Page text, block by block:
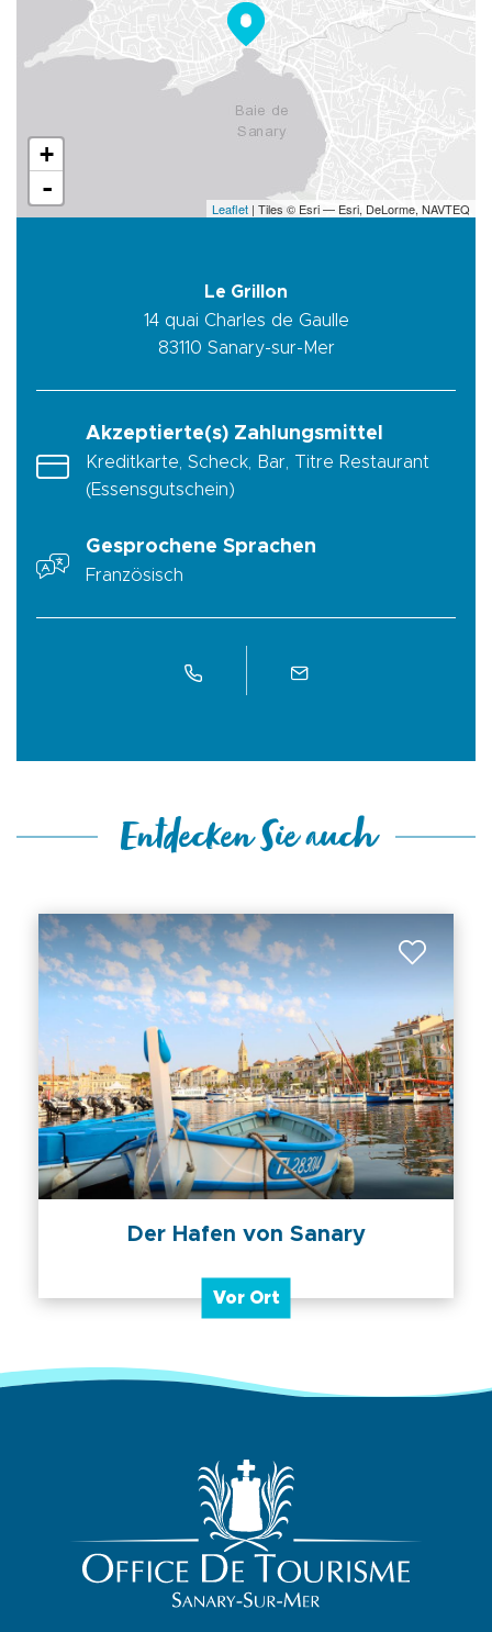
+
-
Leaflet | Tiles © Esri — Esri, DeLorme, NAVTEQ
Le Grillon
14 quai Charles de Gaulle
83110 Sanary-sur-Mer
Akzeptierte(s) Zahlungsmittel
Kreditkarte, Scheck, Bar, Titre Restaurant
(Essensgutschein)
Gesprochene Sprachen
Französisch
Entdecken Sie auch
Der Hafen von Sanary
Vor Ort